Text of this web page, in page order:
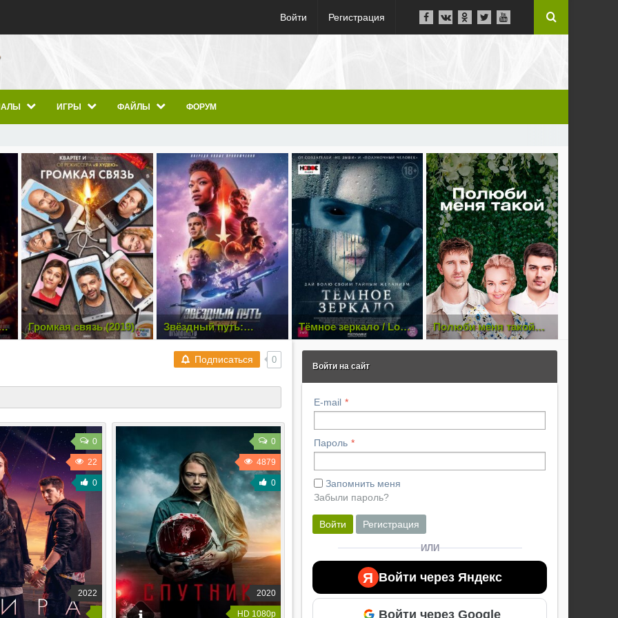
Войти Регистрация
ИГРЫ ФАЙЛЫ ФОРУМ
Громкая связь (2019)
TS
Звёздный путь:
Дискавери / Star Trek:
Discovery [2 Сезон. 1-5
из 14] (2019) WEB-
DLRip | LostFilm
Тёмное зеркало / Look
Away (2018) WEB-DL
1080p | iTunes
Полюби меня такой
2018
Подписаться 0
0
22
0
2022
0
4879
0
2020
HD 1080p
Войти на сайт
E-mail
Пароль
Запомнить меня
Забыли пароль?
Войти Регистрация
ИЛИ
Я Войти через Яндекс
Войти через Google